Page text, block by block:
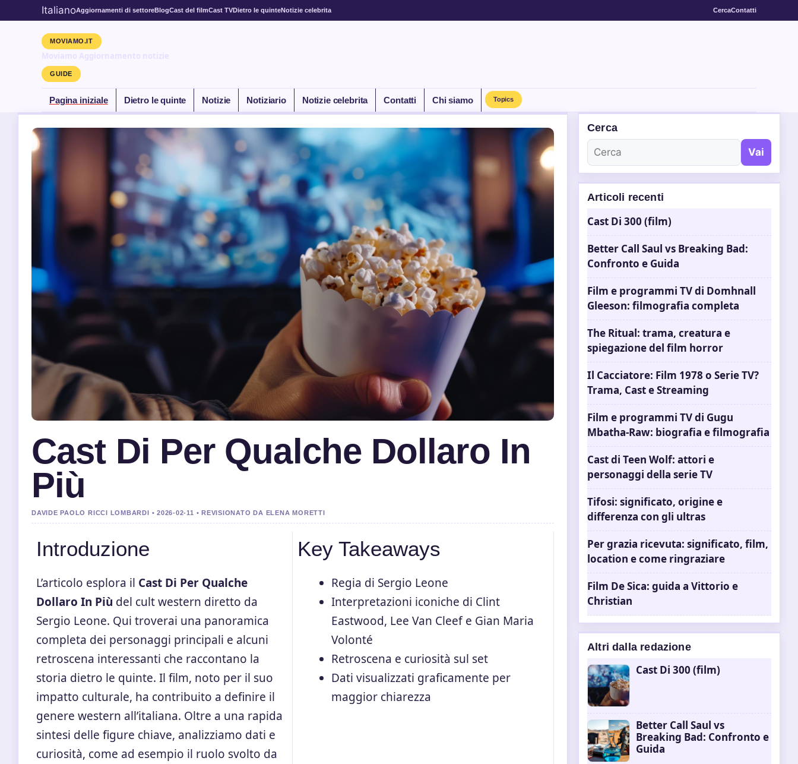
ItalianoAggiornamenti di settoreBlogCast del filmCast TVDietro le quinteNotizie celebrita CercaContatti
MOVIAMO.IT
Moviamo Aggiornamento notizie
GUIDE
Pagina iniziale Dietro le quinte Notizie Notiziario Notizie celebrita Contatti Chi siamo Topics
Cast Di Per Qualche Dollaro In
Più
DAVIDE PAOLO RICCI LOMBARDI • 2026-02-11 • REVISIONATO DA ELENA MORETTI
Introduzione
L’articolo esplora il Cast Di Per Qualche
Dollaro In Più del cult western diretto da
Sergio Leone. Qui troverai una panoramica
completa dei personaggi principali e alcuni
retroscena interessanti che raccontano la
storia dietro le quinte. Il film, noto per il suo
impatto culturale, ha contribuito a definire il
genere western all’italiana. Oltre a una rapida
sintesi delle figure chiave, analizziamo dati e
curiosità, come ad esempio il ruolo svolto da
Key Takeaways
Regia di Sergio Leone
Interpretazioni iconiche di Clint
Eastwood, Lee Van Cleef e Gian Maria
Volonté
Retroscena e curiosità sul set
Dati visualizzati graficamente per
maggior chiarezza
Cerca
Vai
Articoli recenti
Cast Di 300 (film)
Better Call Saul vs Breaking Bad:
Confronto e Guida
Film e programmi TV di Domhnall
Gleeson: filmografia completa
The Ritual: trama, creatura e
spiegazione del film horror
Il Cacciatore: Film 1978 o Serie TV?
Trama, Cast e Streaming
Film e programmi TV di Gugu
Mbatha-Raw: biografia e filmografia
Cast di Teen Wolf: attori e
personaggi della serie TV
Tifosi: significato, origine e
differenza con gli ultras
Per grazia ricevuta: significato, film,
location e come ringraziare
Film De Sica: guida a Vittorio e
Christian
Altri dalla redazione
Cast Di 300 (film)
Better Call Saul vs
Breaking Bad: Confronto e
Guida